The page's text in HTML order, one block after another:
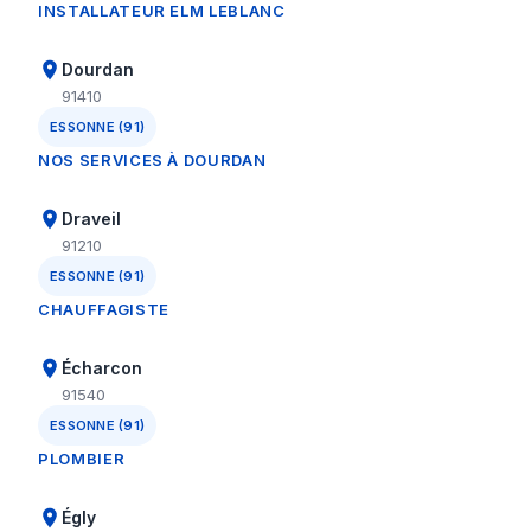
INSTALLATEUR ELM LEBLANC
Dourdan
91410
ESSONNE (91)
NOS SERVICES À DOURDAN
Draveil
91210
ESSONNE (91)
CHAUFFAGISTE
Écharcon
91540
ESSONNE (91)
PLOMBIER
Égly